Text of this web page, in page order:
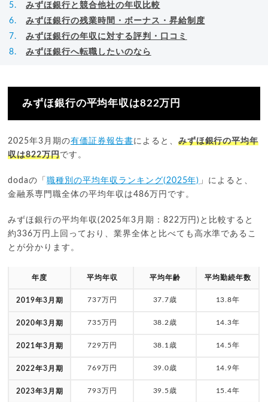
みずほ銀行と競合他社の年収比較
みずほ銀行の残業時間・ボーナス・昇給制度
みずほ銀行の年収に対する評判・口コミ
みずほ銀行へ転職したいのなら
みずほ銀行の平均年収は822万円
2025年3月期の有価証券報告書によると、 みずほ銀行の平均年
収は822万円です。
dodaの「職種別の平均年収ランキング(2025年) 」によると、
金融系専門職全体の平均年収は486万円です。
みずほ銀行の平均年収(2025年3月期：822万円)と比較すると
約336万円上回っており、業界全体と比べても高水準であるこ
とが分かります。
年度 平均年収 平均年齢 平均勤続年数
2019年3月期 737万円 37.7歳 13.8年
2020年3月期 735万円 38.2歳 14.3年
2021年3月期 729万円 38.1歳 14.5年
2022年3月期 769万円 39.0歳 14.9年
2023年3月期 793万円 39.5歳 15.4年